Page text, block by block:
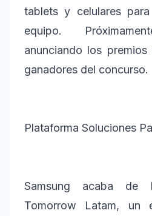
tablets y celulares
equipo.
anunciando los
ganadores del concurso.
Plataforma Soluciones
Samsung acaba de
Tomorrow Latam, un